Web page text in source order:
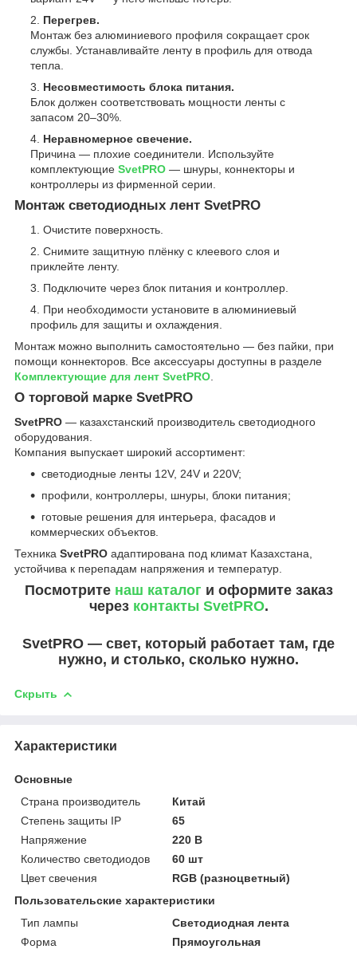
Перегрев.
Монтаж без алюминиевого профиля сокращает срок
службы. Устанавливайте ленту в профиль для отвода
тепла.
Несовместимость блока питания.
Блок должен соответствовать мощности ленты с
запасом 20–30%.
Неравномерное свечение.
Причина — плохие соединители. Используйте
комплектующие SvetPRO — шнуры, коннекторы и
контроллеры из фирменной серии.
Монтаж светодиодных лент SvetPRO
Очистите поверхность.
Снимите защитную плёнку с клеевого слоя и
приклейте ленту.
Подключите через блок питания и контроллер.
При необходимости установите в алюминиевый
профиль для защиты и охлаждения.
Монтаж можно выполнить самостоятельно — без пайки, при
помощи коннекторов. Все аксессуары доступны в разделе
Комплектующие для лент SvetPRO
О торговой марке SvetPRO
SvetPRO — казахстанский производитель светодиодного
оборудования.
Компания выпускает широкий ассортимент:
светодиодные ленты 12V, 24V и 220V;
профили, контроллеры, шнуры, блоки питания;
готовые решения для интерьера, фасадов и
коммерческих объектов.
Техника SvetPRO адаптирована под климат Казахстана,
устойчива к перепадам напряжения и температур.
Посмотрите наш каталог и оформите заказ
через контакты SvetPRO.
SvetPRO — свет, который работает там, где
нужно, и столько, сколько нужно.
Скрыть
Характеристики
Основные
Страна производитель
Китай
Степень защиты IP
65
Напряжение
220 В
Количество светодиодов
60 шт
Цвет свечения
RGB (разноцветный)
Пользовательские характеристики
Тип лампы
Светодиодная лента
Форма
Прямоугольная